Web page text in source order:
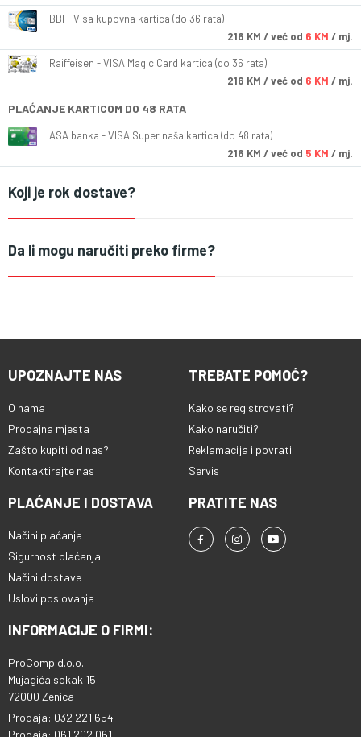
BBI - Visa kupovna kartica (do 36 rata)
216 KM / već od 6 KM / mj.
Raiffeisen - VISA Magic Card kartica (do 36 rata)
216 KM / već od 6 KM / mj.
PLAĆANJE KARTICOM DO 48 RATA
ASA banka - VISA Super naša kartica (do 48 rata)
216 KM / već od 5 KM / mj.
Koji je rok dostave?
Da li mogu naručiti preko firme?
UPOZNAJTE NAS
O nama
Prodajna mjesta
Zašto kupiti od nas?
Kontaktirajte nas
TREBATE POMOĆ?
Kako se registrovati?
Kako naručiti?
Reklamacija i povrati
Servis
PLAĆANJE I DOSTAVA
Načini plaćanja
Sigurnost plaćanja
Načini dostave
Uslovi poslovanja
PRATITE NAS
INFORMACIJE O FIRMI:
ProComp d.o.o.
Mujagića sokak 15
72000 Zenica
Prodaja: 032 221 654